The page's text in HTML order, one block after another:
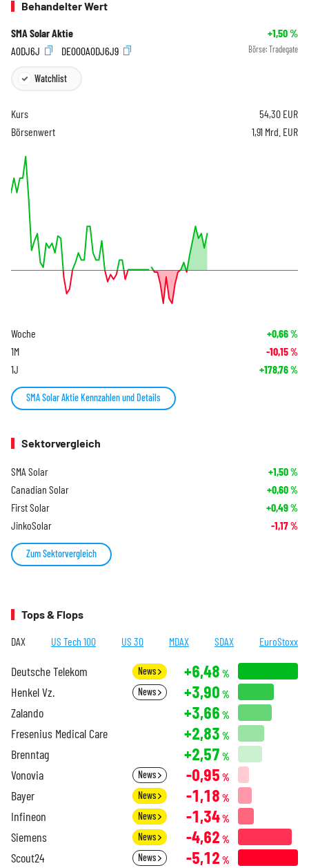
Behandelter Wert
SMA Solar Aktie +1,50%
A0DJ6J
DE000A0DJ6J9 Börse: Tradegate
Watchlist
Kurs 54,30 EUR
Börsenwert
1,91 Mrd. EUR
Woche +0,66%
1M -10,15%
1J +178,76%
SMA Solar Aktie Kennzahlen und Details
Sektorvergleich
SMA Solar +1,50%
Canadian Solar +0,60%
First Solar +0,49%
JinkoSolar -1,17%
Zum Sektorvergleich
Tops & Flops
DAX US Tech 100 US 30 MDAX SDAX EuroStoxx
Deutsche Telekom News +6,48 %
Henkel Vz. News +3,90 %
Zalando +3,66 %
Fresenius Medical Care +2,83 %
Brenntag +2,57 %
Vonovia News -0,95 %
Bayer News -1,18 %
Infineon News -1,34%
Siemens News -4,62 %
Scout24 News -5,12 %